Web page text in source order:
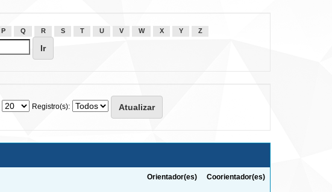
P Q R S T U V W X Y Z
Registro(s):
Orientador(es) Coorientador(es)